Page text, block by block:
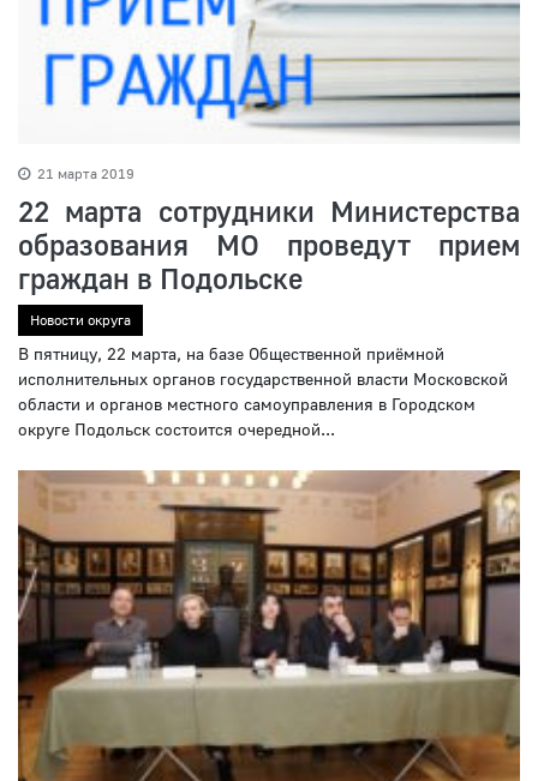
21 марта 2019
22 марта сотрудники Министерства
образования МО проведут прием
граждан в Подольске
Новости округа
В пятницу, 22 марта, на базе Общественной приёмной
исполнительных органов государственной власти Московской
области и органов местного самоуправления в Городском
округе Подольск состоится очередной...